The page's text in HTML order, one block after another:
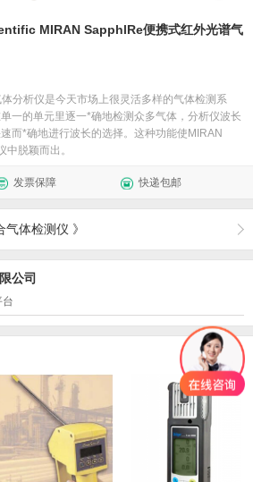
MIRAN SapphlRe便携式红外光谱气
分析仪是今天市场上很灵活多样的气体检测系
一的单元里逐一*确地检测众多气体，分析仪波长
而*确地进行波长的选择。这种功能使MIRAN
脱颖而出。
发票保障 快递包邮
气体检测仪 》
公司